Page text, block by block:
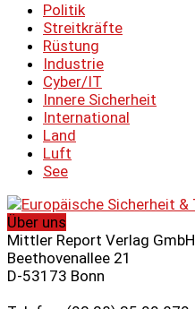
Politik
Streitkräfte
Rüstung
Industrie
Cyber/IT
Innere Sicherheit
International
Land
Luft
See
Über uns
Mittler Report Verlag GmbH
Beethovenallee 21
D-53173 Bonn